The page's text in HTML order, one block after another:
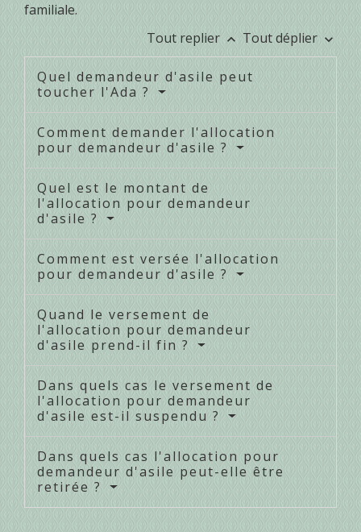
familiale.
Tout replier keyboard_arrow_up Tout déplier keyboard_arrow_down
Quel demandeur d'asile peut
toucher l'Ada ?
Comment demander l'allocation
pour demandeur d'asile ?
Quel est le montant de
l'allocation pour demandeur
d'asile ?
Comment est versée l'allocation
pour demandeur d'asile ?
Quand le versement de
l'allocation pour demandeur
d'asile prend-il fin ?
Dans quels cas le versement de
l'allocation pour demandeur
d'asile est-il suspendu ?
Dans quels cas l'allocation pour
demandeur d'asile peut-elle être
retirée ?